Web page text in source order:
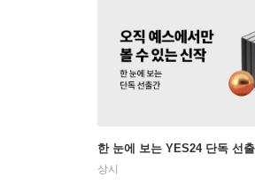
한 눈에 보는 YES24 단독 선
상시